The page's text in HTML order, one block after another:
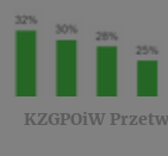
KZGPOiW